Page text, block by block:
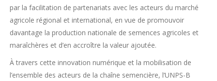
par la facilitation de partenariats avec les acteurs du marché
agricole régional et international, en vue de promouvoir
davantage la production nationale de semences agricoles et
maraîchères et d’en accroître la valeur ajoutée.
À travers cette innovation numérique et la mobilisation de
l’ensemble des acteurs de la chaîne semencière, l’UNPS-B